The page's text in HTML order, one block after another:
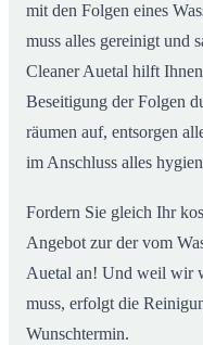
mit den Folgen eines
muss alles gereinigt und
Cleaner Auetal hilft
Beseitigung der Folgen
räumen auf, entsorgen
im Anschluss alles
Fordern Sie gleich Ihr
Angebot zur der vom
Auetal an! Und weil wir
muss, erfolgt die
Wunschtermin.